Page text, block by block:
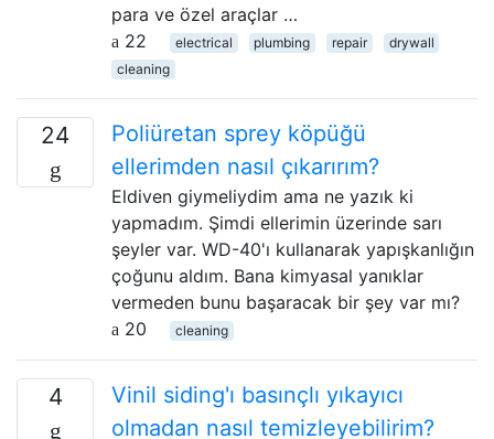
para ve özel araçlar …
22
electrical plumbing repair
drywall
cleaning
24
Poliüretan sprey köpüğü
ellerimden nasıl çıkarırım?
Eldiven giymeliydim ama ne yazık ki
yapmadım. Şimdi ellerimin üzerinde sarı
şeyler var. WD-40'ı kullanarak yapışkanlığın
çoğunu aldım. Bana kimyasal yanıklar
vermeden bunu başaracak bir şey var mı?
20
cleaning
4
Vinil siding'ı basınçlı yıkayıcı
olmadan nasıl temizleyebilirim?